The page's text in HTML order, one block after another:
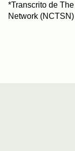
*Transcrito de
Network (NCTSN)